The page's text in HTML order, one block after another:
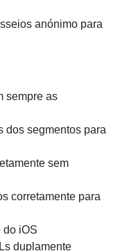
anónimo para
sempre as
dos segmentos para
sem
corretamente para
do iOS
duplamente